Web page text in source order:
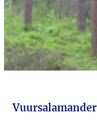
Vuursalamander